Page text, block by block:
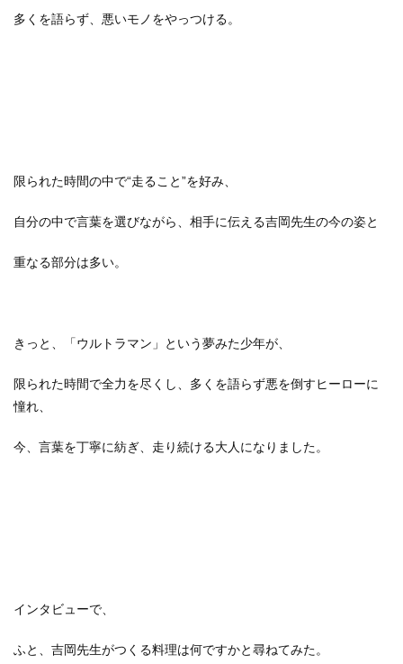
多くを語らず、悪いモノをやっつける。
限られた時間の中で“走ること”を好み、
自分の中で言葉を選びながら、相手に伝える吉岡先生の今の姿と
重なる部分は多い。
きっと、「ウルトラマン」という夢みた少年が、
限られた時間で全力を尽くし、多くを語らず悪を倒すヒーローに
憧れ、
今、言葉を丁寧に紡ぎ、走り続ける大人になりました。
インタビューで、
ふと、吉岡先生がつくる料理は何ですかと尋ねてみた。